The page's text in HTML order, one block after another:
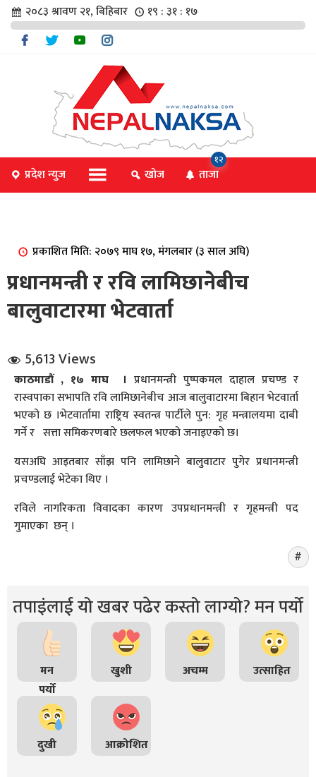
संवाद
२०८३ श्रावण २१, बिहिबार १९ : ३१ : १८
प्रदेश न्युज खोज ताजा
१२
प्रकाशित मिति: २०७९ माघ १७, मंगलबार (३ साल अघि)
प्रधानमन्त्री र रवि लामिछानेबीच
बालुवाटारमा भेटवार्ता
5,613 Views
काठमाडौं , १७ माघ । प्रधानमन्त्री पुष्पकमल दाहाल प्रचण्ड र
रास्वपाका सभापति रवि लामिछानेबीच आज बालुवाटारमा बिहान भेटवार्ता
भएको छ ।भेटवार्तामा राष्ट्रिय स्वतन्त्र पार्टीले पुन: गृह मन्त्रालयमा दाबी
गर्ने र सत्ता समिकरणबारे छलफल भएको जनाइएको छ।
यसअघि आइतबार साँझ पनि लामिछाने बालुवाटार पुगेर प्रधानमन्त्री
प्रचण्डलाई भेटेका थिए ।
रविले नागरिकता विवादका कारण उपप्रधानमन्त्री र गृहमन्त्री पद
गुमाएका छन् ।
तपाइंलाई यो खबर पढेर कस्तो लाग्यो? मन पर्यो
मन
पर्यो
खुशी अचम्म उत्साहित
दुखी आक्रोशित